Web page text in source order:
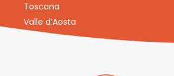
Toscana
Valle d’Aosta